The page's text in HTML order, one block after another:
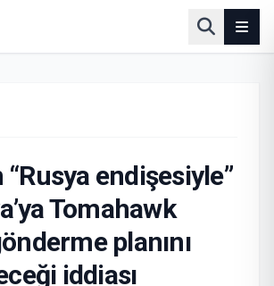
“Rusya endişesiyle”
Tomahawk
planını
iddiası